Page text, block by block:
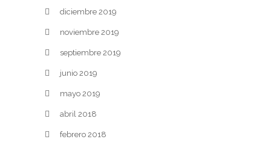
diciembre 2019
noviembre 2019
septiembre 2019
junio 2019
mayo 2019
abril 2018
febrero 2018